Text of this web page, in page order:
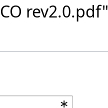
rev2.0.pdf"